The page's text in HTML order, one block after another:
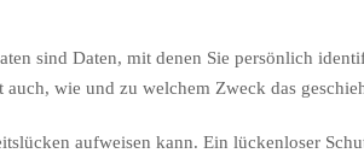
sind Daten, mit denen Sie persönlich
wie und zu welchem Zweck das
aufweisen kann. Ein lückenloser